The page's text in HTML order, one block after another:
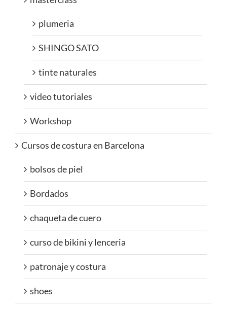
plumeria
SHINGO SATO
tinte naturales
video tutoriales
Workshop
Cursos de costura en Barcelona
bolsos de piel
Bordados
chaqueta de cuero
curso de bikini y lenceria
patronaje y costura
shoes